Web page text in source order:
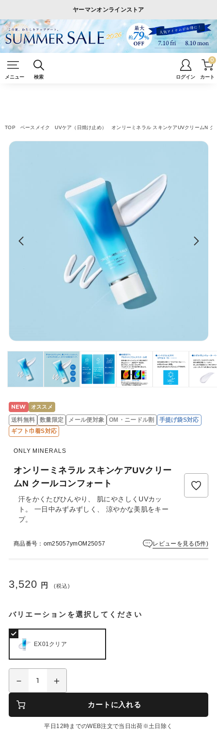
ヤーマンオンラインストア
メニュー 検索 ログイン カート
0
TOP ベースメイク UVケア（日焼け止め） オンリーミネラル スキンケアUVクリームN ク
NEW オススメ
送料無料 数量限定 メール便対象 OM・ニードル割
手提げ袋S対応
ギフト巾着S対応
ONLY MINERALS
オンリーミネラル スキンケアUVクリー
ムN クールコンフォート
汗をかくたびひんやり、 肌にやさしくUVカッ
ト。 一日中みずみずしく、 涼やかな美肌をキー
プ。
商品番号：om25057ymOM25057 レビューを見る(5件)
3,520 円 (税込)
バリエーションを選択してください
EX01クリア
カートに入れる
平日12時までのWEB注文で当日出荷※土日除く